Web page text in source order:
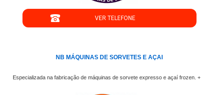
VER TELEFONE
NB MÁQUINAS DE SORVETES E AÇAI
Especializada na fabricação de máquinas de sorvete expresso e açaí frozen. +